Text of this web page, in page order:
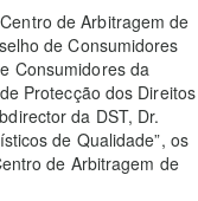
de Arbitragem de
de Consumidores
Consumidores da
Protecção dos Direitos
da DST, Dr.
de Qualidade”, os
de Arbitragem de